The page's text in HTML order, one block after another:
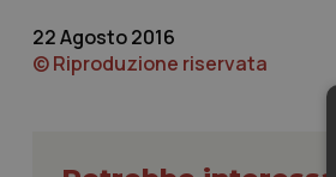
22 Agosto 2016
© Riproduzione riservata